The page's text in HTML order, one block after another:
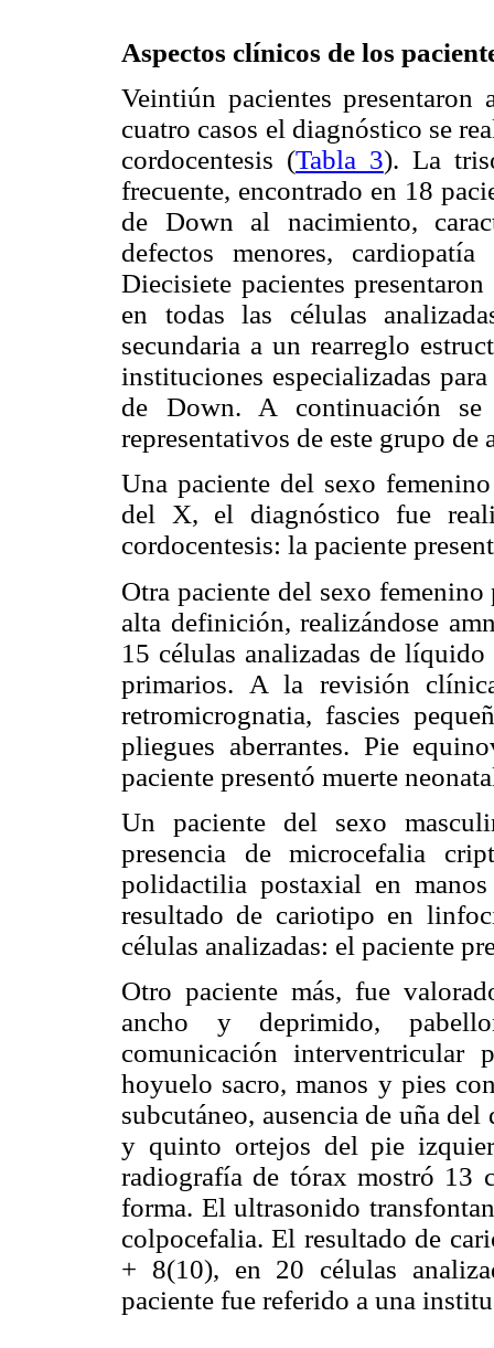
Aspectos clínicos de los
Veintiún pacientes presentaron
cuatro casos el diagnóstico se
cordocentesis (Tabla 3). La
frecuente, encontrado en 18
de Down al nacimiento,
defectos menores,
Diecisiete pacientes
en todas las células
secundaria a un rearreglo
instituciones especializadas
de Down. A continuación se
representativos de este grupo de
Una paciente del sexo
del X, el diagnóstico fue
cordocentesis: la paciente
Otra paciente del sexo
alta definición, realizándose
15 células analizadas de
primarios. A la revisión
retromicrognatia, fascies
pliegues aberrantes. Pie
paciente presentó muerte
Un paciente del sexo
presencia de microcefalia
polidactilia postaxial en
resultado de cariotipo en
células analizadas: el paciente
Otro paciente más, fue
ancho y deprimido,
comunicación interventricular
hoyuelo sacro, manos y pies
subcutáneo, ausencia de uña
y quinto ortejos del pie
radiografía de tórax mostró 13
forma. El ultrasonido
colpocefalia. El resultado de
+ 8(10), en 20 células
paciente fue referido a una